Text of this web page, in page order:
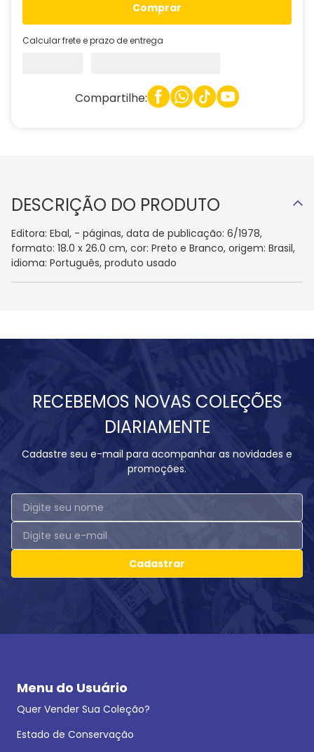
comprar
Calcular frete e prazo de entrega
Compartilhe:
DESCRIÇÃO DO PRODUTO
Editora: Ebal, - páginas, data de publicação: 6/1978,
formato: 18.0 x 26.0 cm, cor: Preto e Branco, origem: Brasil,
idioma: Português, produto usado
RECEBEMOS NOVAS COLEÇÕES
DIARIAMENTE
Cadastre seu e-mail para acompanhar as novidades e
promoções.
Cadastrar
Menu do Usuário
Quer Vender Sua Coleção?
Estado de Conservação